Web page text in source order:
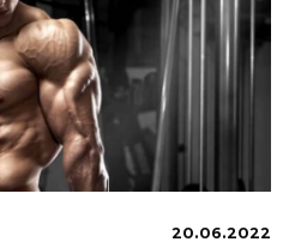
20.06.2022